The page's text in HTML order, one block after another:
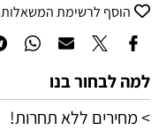
הוסף לרשימת המשאלות
למה לבחור בנו
> מחירים ללא תחרות!